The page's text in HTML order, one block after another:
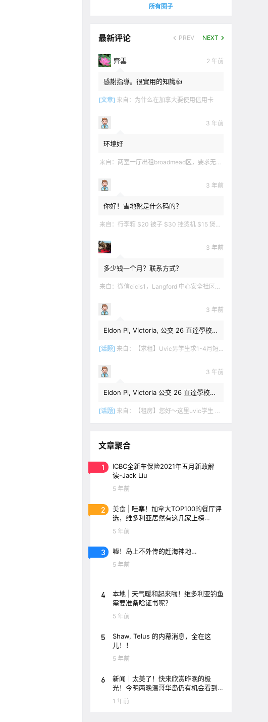
所有圈子
最新评论 PREV NEXT
齊雲 2 年前
感謝指導。很實用的知識👍
[文章] 来自： 为什么在加拿大要使用信用卡
3 年前
环境好
来自： 两室一厅出租broadmead区，要求无烟无宠无麻无party，租金2200不包水电有意短信联系2508858496
3 年前
你好！雪地靴是什么码的？
来自： 行李箱 $20 被子 $30 挂烫机 $15 煲汤锅 $5 华夫饼机 $5 衣服 $5 雪地靴 $10 滑雪手套 $10 宜家衣物收纳 .
3 年前
多少钱一个月？联系方式？
来自： 微信cicis1，Langford 中心安全社区完全独立平地出入一室一厅一书房步行5分钟到公车站和商业圈 有后花园和.
3 年前
Eldon Pl, Victoria, 公交 26 直達學校，
[话题] 来自： 【求租】Uvic男学生求1-4月短租
3 年前
Eldon Pl, Victoria 公交 26 直達學校，
[话题] 来自： 【租房】您好～这里uvic学生 明年1月份开始 希望找个独立出入的 爱干净 谢谢！
文章聚合
1
ICBC全新车保险2021年五月新政解
读-Jack Liu
5 年前
2
美食 | 哇塞！加拿大TOP100的餐厅评
选，维多利亚居然有这几家上榜
了！！
5 年前
3 嘘！岛上不外传的赶海神地…
5 年前
4
本地 | 天气暖和起来啦！维多利亚钓鱼
需要准备啥证书呢？
5 年前
5
Shaw, Telus 的内幕消息，全在这
儿！！
5 年前
6
新闻｜太美了！快来欣赏昨晚的极
光！今明两晚温哥华岛仍有机会看到
极光哦！
1 年前